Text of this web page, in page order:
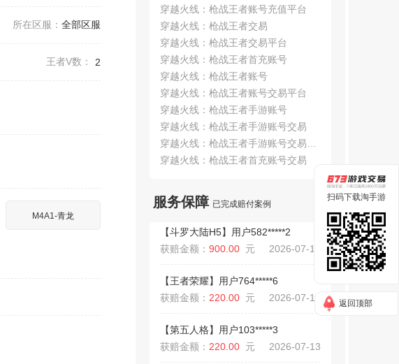
所在区服： 全部区服
王者V数： 2
M4A1-青龙
穿越火线：枪战王者账号充值平台
穿越火线：枪战王者交易
穿越火线：枪战王者交易平台
穿越火线：枪战王者首充账号
穿越火线：枪战王者账号
穿越火线：枪战王者账号交易平台
穿越火线：枪战王者手游账号
穿越火线：枪战王者手游账号交易
穿越火线：枪战王者手游账号交易平
台
穿越火线：枪战王者首充账号交易
服务保障 已完成赔付案例
获赔金额： 2000.00 元 2026-07-21
【英雄联盟】用户408*****2
获赔金额： 1520.00 元 2026-07-21
【永劫无间手游】用户390*****2
获赔金额： 410.00 元 2026-07-17
【永劫无间（pc版）】用户046*****c
获赔金额： 120.00 元 2026-07-16
获赔金额：900.00 元 2026-07-15
【王者荣耀】用户764*****6
获赔金额： 220.00 元 2026-07-14
【第五人格】用户103*****3
获赔金额： 220.00 元 2026-07-13
【王者荣耀】用户197*****e
获赔金额： 450.00 元 2026-07-13
扫码下载淘手游
返回顶部